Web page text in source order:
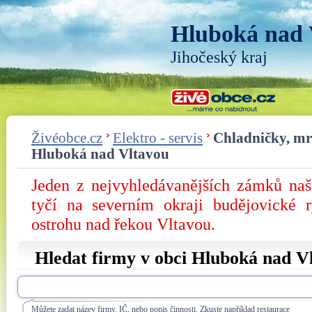
Hluboká nad
Jihočeský kraj
Živéobce.cz Elektro - servis
Chladničky,
Hluboká nad Vltavou
Jeden z nejvyhledávanějších zámků
tyčí na severním okraji budějovické
ostrohu nad řekou Vltavou.
Hledat firmy v obci Hluboká nad
Můžete zadat název firmy, IČ, nebo popis činnosti. Zkuste například restaurace